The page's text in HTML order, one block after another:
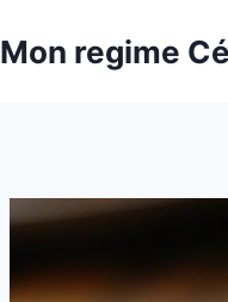
Mon regime